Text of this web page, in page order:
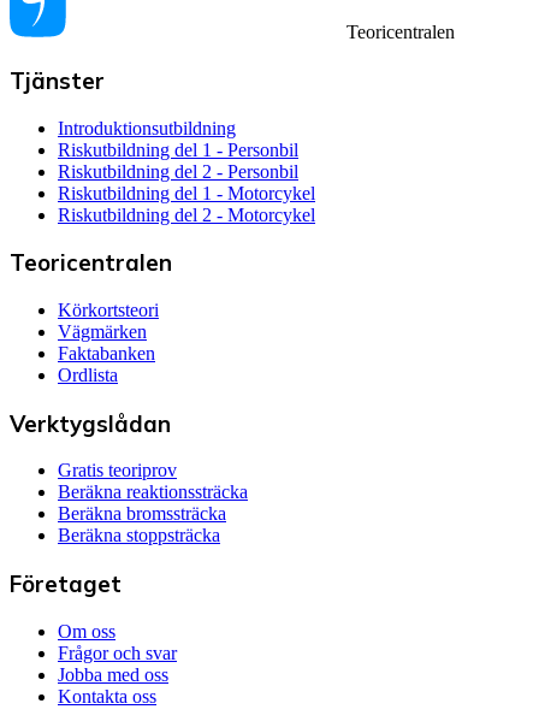
Teoricentralen
Tjänster
Introduktionsutbildning
Riskutbildning del 1 - Personbil
Riskutbildning del 2 - Personbil
Riskutbildning del 1 - Motorcykel
Riskutbildning del 2 - Motorcykel
Teoricentralen
Körkortsteori
Vägmärken
Faktabanken
Ordlista
Verktygslådan
Gratis teoriprov
Beräkna reaktionssträcka
Beräkna bromssträcka
Beräkna stoppsträcka
Företaget
Om oss
Frågor och svar
Jobba med oss
Kontakta oss